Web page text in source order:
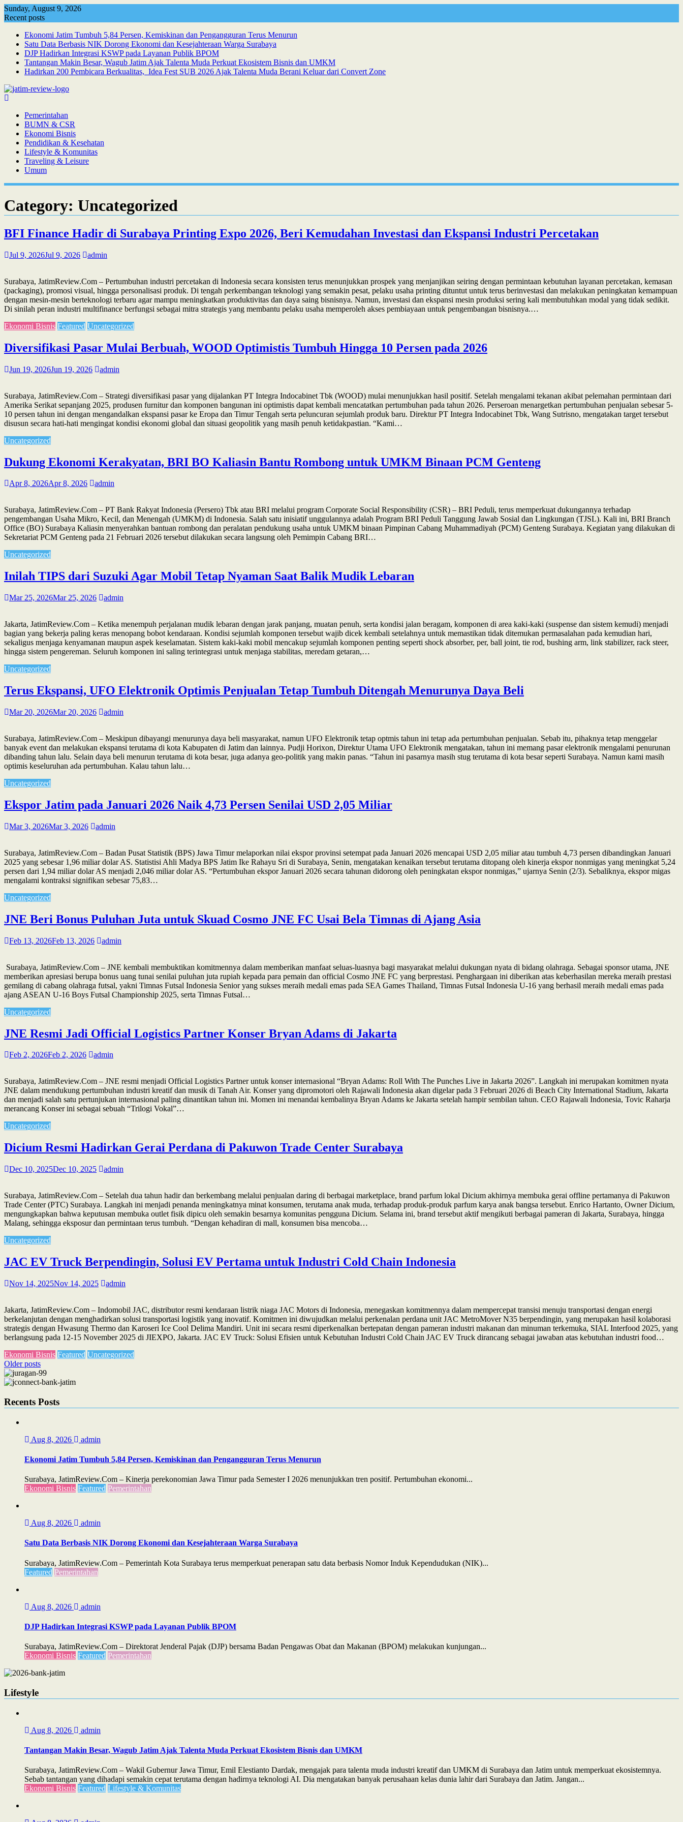
Skip
to
Sunday, August 9, 2026
Recent posts
Ekonomi Jatim Tumbuh 5,84 Persen, Kemiskinan dan Pengangguran Terus Menurun
Satu Data Berbasis NIK Dorong Ekonomi dan Kesejahteraan Warga Surabaya
DJP Hadirkan Integrasi KSWP pada Layanan Publik BPOM
Tantangan Makin Besar, Wagub Jatim Ajak Talenta Muda Perkuat Ekosistem Bisnis dan UMKM
Hadirkan 200 Pembicara Berkualitas, Idea Fest SUB 2026 Ajak Talenta Muda Berani Keluar dari Convert Zone
Pemerintahan
BUMN & CSR
Ekonomi Bisnis
Pendidikan & Kesehatan
Lifestyle & Komunitas
Traveling & Leisure
Umum
Category: Uncategorized
BFI Finance Hadir di Surabaya Printing Expo 2026, Beri Kemudahan Investasi dan Ekspansi Industri Percetakan
Jul 9, 2026Jul 9, 2026 admin
Surabaya, JatimReview.Com – Pertumbuhan industri percetakan di Indonesia secara konsisten terus menunjukkan prospek yang menjanjikan seiring dengan permintaan kebutuhan layanan percetakan, kemasan
(packaging), promosi visual, hingga personalisasi produk. Di tengah perkembangan teknologi yang semakin pesat, pelaku usaha printing dituntut untuk terus berinvestasi dan melakukan peningkatan kemampuan
dengan mesin-mesin berteknologi terbaru agar mampu meningkatkan produktivitas dan daya saing bisnisnya. Namun, investasi dan ekspansi mesin produksi sering kali membutuhkan modal yang tidak sedikit.
Di sinilah peran industri multifinance berfungsi sebagai mitra strategis yang membantu pelaku usaha memperoleh akses pembiayaan untuk pengembangan bisnisnya.…
Ekonomi Bisnis Featured Uncategorized
Diversifikasi Pasar Mulai Berbuah, WOOD Optimistis Tumbuh Hingga 10 Persen pada 2026
Jun 19, 2026Jun 19, 2026 admin
Surabaya, JatimReview.Com – Strategi diversifikasi pasar yang dijalankan PT Integra Indocabinet Tbk (WOOD) mulai menunjukkan hasil positif. Setelah mengalami tekanan akibat pelemahan permintaan dari
Amerika Serikat sepanjang 2025, produsen furnitur dan komponen bangunan ini optimistis dapat kembali mencatatkan pertumbuhan pada tahun 2026. Perseroan menargetkan pertumbuhan penjualan sebesar 5-
10 persen tahun ini dengan mengandalkan ekspansi pasar ke Eropa dan Timur Tengah serta peluncuran sejumlah produk baru. Direktur PT Integra Indocabinet Tbk, Wang Sutrisno, mengatakan target tersebut
disusun secara hati-hati mengingat kondisi ekonomi global dan situasi geopolitik yang masih penuh ketidakpastian. “Kami…
Uncategorized
Dukung Ekonomi Kerakyatan, BRI BO Kaliasin Bantu Rombong untuk UMKM Binaan PCM Genteng
Apr 8, 2026Apr 8, 2026 admin
Surabaya, JatimReview.Com – PT Bank Rakyat Indonesia (Persero) Tbk atau BRI melalui program Corporate Social Responsibility (CSR) – BRI Peduli, terus memperkuat dukungannya terhadap
pengembangan Usaha Mikro, Kecil, dan Menengah (UMKM) di Indonesia. Salah satu inisiatif unggulannya adalah Program BRI Peduli Tanggung Jawab Sosial dan Lingkungan (TJSL). Kali ini, BRI Branch
Office (BO) Surabaya Kaliasin menyerahkan bantuan rombong dan peralatan pendukung usaha untuk UMKM binaan Pimpinan Cabang Muhammadiyah (PCM) Genteng Surabaya. Kegiatan yang dilakukan di
Sekretariat PCM Genteng pada 21 Februari 2026 tersebut dilakukan secara langsung oleh Pemimpin Cabang BRI…
Uncategorized
Inilah TIPS dari Suzuki Agar Mobil Tetap Nyaman Saat Balik Mudik Lebaran
Mar 25, 2026Mar 25, 2026 admin
Jakarta, JatimReview.Com – Ketika menempuh perjalanan mudik lebaran dengan jarak panjang, muatan penuh, serta kondisi jalan beragam, komponen di area kaki-kaki (suspense dan sistem kemudi) menjadi
bagian yang bekerja paling keras menopang bobot kendaraan. Kondisi sejumlah komponen tersebut wajib dicek kembali setelahnya untuk memastikan tidak ditemukan permasalahan pada kemudian hari,
sekaligus menjaga kenyamanan maupun aspek keselamatan. Sistem kaki-kaki mobil mencakup sejumlah komponen penting seperti shock absorber, per, ball joint, tie rod, bushing arm, link stabilizer, rack steer,
hingga sistem pengereman. Seluruh komponen ini saling terintegrasi untuk menjaga stabilitas, meredam getaran,…
Uncategorized
Terus Ekspansi, UFO Elektronik Optimis Penjualan Tetap Tumbuh Ditengah Menurunya Daya Beli
Mar 20, 2026Mar 20, 2026 admin
Surabaya, JatimReview.Com – Meskipun dibayangi menurunya daya beli masyarakat, namun UFO Elektronik tetap optmis tahun ini tetap ada pertumbuhan penjualan. Sebab itu, pihaknya tetap menggelar
banyak event dan melakukan ekspansi terutama di kota Kabupaten di Jatim dan lainnya. Pudji Horixon, Direktur Utama UFO Elektronik mengatakan, tahun ini memang pasar elektronik mengalami penurunan
dibanding tahun lalu. Selain daya beli menurun terutama di kota besar, juga adanya geo-politik yang makin panas. “Tahun ini pasarnya masih stug terutama di kota besar seperti Surabaya. Namun kami masih
optimis keseluruhan ada pertumbuhan. Kalau tahun lalu…
Uncategorized
Ekspor Jatim pada Januari 2026 Naik 4,73 Persen Senilai USD 2,05 Miliar
Mar 3, 2026Mar 3, 2026 admin
Surabaya, JatimReview.Com – Badan Pusat Statistik (BPS) Jawa Timur melaporkan nilai ekspor provinsi setempat pada Januari 2026 mencapai USD 2,05 miliar atau tumbuh 4,73 persen dibandingkan Januari
2025 yang sebesar 1,96 miliar dolar AS. Statistisi Ahli Madya BPS Jatim Ike Rahayu Sri di Surabaya, Senin, mengatakan kenaikan tersebut terutama ditopang oleh kinerja ekspor nonmigas yang meningkat 5,24
persen dari 1,94 miliar dolar AS menjadi 2,046 miliar dolar AS. “Pertumbuhan ekspor Januari 2026 secara tahunan didorong oleh peningkatan ekspor nonmigas,” ujarnya Senin (2/3). Sebaliknya, ekspor migas
mengalami kontraksi signifikan sebesar 75,83…
Uncategorized
JNE Beri Bonus Puluhan Juta untuk Skuad Cosmo JNE FC Usai Bela Timnas di Ajang Asia
Feb 13, 2026Feb 13, 2026 admin
Surabaya, JatimReview.Com – JNE kembali membuktikan komitmennya dalam memberikan manfaat seluas-luasnya bagi masyarakat melalui dukungan nyata di bidang olahraga. Sebagai sponsor utama, JNE
memberikan apresiasi berupa bonus uang tunai senilai puluhan juta rupiah kepada para pemain dan official Cosmo JNE FC yang berprestasi. Penghargaan ini diberikan atas keberhasilan mereka meraih prestasi
gemilang di cabang olahraga futsal, yakni Timnas Futsal Indonesia Senior yang sukses meraih medali emas pada SEA Games Thailand, Timnas Futsal Indonesia U-16 yang berhasil meraih medali emas pada
ajang ASEAN U-16 Boys Futsal Championship 2025, serta Timnas Futsal…
Uncategorized
JNE Resmi Jadi Official Logistics Partner Konser Bryan Adams di Jakarta
Feb 2, 2026Feb 2, 2026 admin
Surabaya, JatimReview.Com – JNE resmi menjadi Official Logistics Partner untuk konser internasional “Bryan Adams: Roll With The Punches Live in Jakarta 2026”. Langkah ini merupakan komitmen nyata
JNE dalam mendukung pertumbuhan industri kreatif dan musik di Tanah Air. Konser yang dipromotori oleh Rajawali Indonesia akan digelar pada 3 Februari 2026 di Beach City International Stadium, Jakarta
dan menjadi salah satu pertunjukan internasional paling dinantikan tahun ini. Momen ini menandai kembalinya Bryan Adams ke Jakarta setelah hampir sembilan tahun. CEO Rajawali Indonesia, Tovic Raharja
merancang Konser ini sebagai sebuah “Trilogi Vokal”…
Uncategorized
Dicium Resmi Hadirkan Gerai Perdana di Pakuwon Trade Center Surabaya
Dec 10, 2025Dec 10, 2025 admin
Surabaya, JatimReview.Com – Setelah dua tahun hadir dan berkembang melalui penjualan daring di berbagai marketplace, brand parfum lokal Dicium akhirnya membuka gerai offline pertamanya di Pakuwon
Trade Center (PTC) Surabaya. Langkah ini menjadi penanda meningkatnya minat konsumen, terutama anak muda, terhadap produk-produk parfum karya anak bangsa tersebut. Enrico Hartanto, Owner Dicium,
mengungkapkan bahwa keputusan membuka outlet fisik dipicu oleh semakin besarnya komunitas pengguna Dicium. Selama ini, brand tersebut aktif mengikuti berbagai pameran di Jakarta, Surabaya, hingga
Malang, sehingga eksposur dan permintaan terus tumbuh. “Dengan kehadiran di mall, konsumen bisa mencoba…
Uncategorized
JAC EV Truck Berpendingin, Solusi EV Pertama untuk Industri Cold Chain Indonesia
Nov 14, 2025Nov 14, 2025 admin
Jakarta, JatimReview.Com – Indomobil JAC, distributor resmi kendaraan listrik niaga JAC Motors di Indonesia, menegaskan komitmennya dalam mempercepat transisi menuju transportasi dengan energi
berkelanjutan dengan menghadirkan solusi transportasi logistik yang inovatif. Komitmen ini diwujudkan melalui perkenalan perdana unit JAC MetroMover N35 berpendingin, yang merupakan hasil kolaborasi
strategis dengan Hwasung Thermo dan Karoseri Ice Cool Delima Mandiri. Unit ini secara resmi diperkenalkan bertepatan dengan pameran industri makanan dan minuman terkemuka, SIAL Interfood 2025, yang
berlangsung pada 12-15 November 2025 di JIEXPO, Jakarta. JAC EV Truck: Solusi Efisien untuk Kebutuhan Industri Cold Chain JAC EV Truck dirancang sebagai jawaban atas kebutuhan industri food…
Ekonomi Bisnis Featured Uncategorized
Posts
navigation
Older posts
Recents Posts
Aug 8, 2026 admin
Ekonomi Jatim Tumbuh 5,84 Persen, Kemiskinan dan Pengangguran Terus Menurun
Surabaya, JatimReview.Com – Kinerja perekonomian Jawa Timur pada Semester I 2026 menunjukkan tren positif. Pertumbuhan ekonomi...
Ekonomi Bisnis Featured Pemerintahan
Aug 8, 2026 admin
Satu Data Berbasis NIK Dorong Ekonomi dan Kesejahteraan Warga Surabaya
Surabaya, JatimReview.Com – Pemerintah Kota Surabaya terus memperkuat penerapan satu data berbasis Nomor Induk Kependudukan (NIK)...
Featured Pemerintahan
Aug 8, 2026 admin
DJP Hadirkan Integrasi KSWP pada Layanan Publik BPOM
Surabaya, JatimReview.Com – Direktorat Jenderal Pajak (DJP) bersama Badan Pengawas Obat dan Makanan (BPOM) melakukan kunjungan...
Ekonomi Bisnis Featured Pemerintahan
Lifestyle
Aug 8, 2026 admin
Tantangan Makin Besar, Wagub Jatim Ajak Talenta Muda Perkuat Ekosistem Bisnis dan UMKM
Surabaya, JatimReview.Com – Wakil Gubernur Jawa Timur, Emil Elestianto Dardak, mengajak para talenta muda industri kreatif dan UMKM di Surabaya dan Jatim untuk memperkuat ekosistemnya.
Sebab tantangan yang dihadapi semakin cepat terutama dengan hadirnya teknologi AI. Dia mengatakan banyak perusahaan kelas dunia lahir dari Surabaya dan Jatim. Jangan...
Ekonomi Bisnis Featured Lifestyle & Komunitas